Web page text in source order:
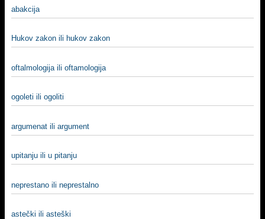
abakcija
Hukov zakon ili hukov zakon
oftalmologija ili oftamologija
ogoleti ili ogoliti
argumenat ili argument
upitanju ili u pitanju
neprestano ili neprestalno
astečki ili asteški